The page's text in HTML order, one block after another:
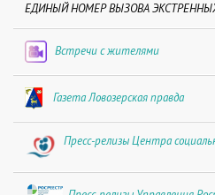
ЕДИНЫЙ НОМЕР ВЫЗОВА
Встречи с жителями
Газета Ловозерская правда
Пресс-релизы Центра